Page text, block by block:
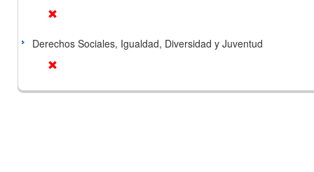
Derechos Sociales, Igualdad, Diversidad y Juventud